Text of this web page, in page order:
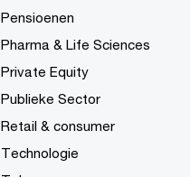
Pensioenen
Pharma & Life Sciences
Private Equity
Publieke Sector
Retail & consumer
Technologie